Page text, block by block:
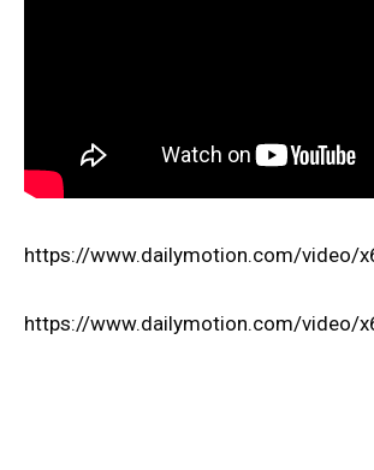
https://www.dailymotion.com/video/
https://www.dailymotion.com/video/